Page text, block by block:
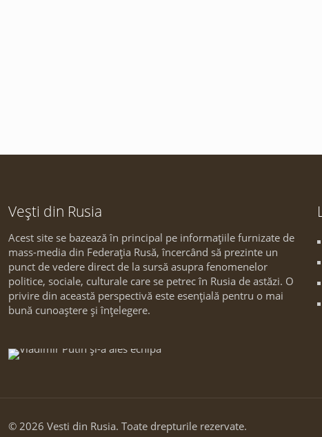
Vești din Rusia
Acest site se bazează în principal pe informațiile furnizate de
mass-media din Federația Rusă, încercând să prezinte un
punct de vedere direct de la sursă asupra fenomenelor
politice, sociale, culturale care se petrec în Rusia de astăzi. O
privire din această perspectivă este esențială pentru o mai
bună cunoaștere și înțelegere.
© 2026 Vesti din Rusia. Toate drepturile rezervate.